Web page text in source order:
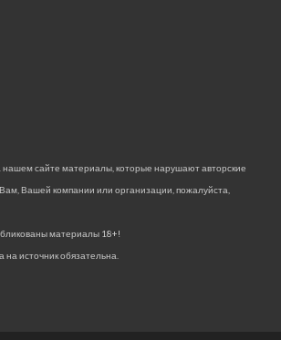
сайте материалы, которые нарушают авторские
Вашей компании или организации, пожалуйста,
материалы 18+!
источник обязательна.